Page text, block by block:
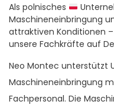
Als polnisches
Maschineneinbringung
attraktiven Konditionen
unsere Fachkräfte auf
Neo Montec unterstützt
Maschineneinbringung
Fachpersonal. Die